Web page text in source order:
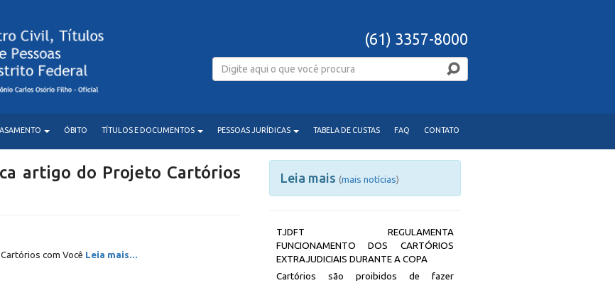
(61) 3357-8000
ÓBITO TÍTULOS E DOCUMENTOS PESSOAS JURÍDICAS TABELA DE CUSTAS FAQ CONTATO
artigo do Projeto Cartórios
com Você Leia mais...
Leia mais (mais notícias)
TJDFT REGULAMENTA
FUNCIONAMENTO DOS CARTÓRIOS
EXTRAJUDICIAIS DURANTE A COPA
Cartórios são proibidos de fazer